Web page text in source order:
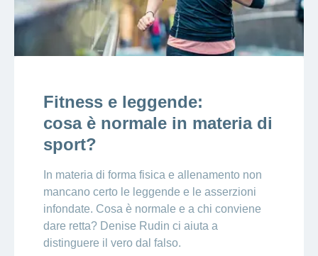
Fitness e leggende:
cosa è normale in materia di
sport?
In materia di forma fisica e allenamento non
mancano certo le leggende e le asserzioni
infondate. Cosa è normale e a chi conviene
dare retta? Denise Rudin ci aiuta a
distinguere il vero dal falso.